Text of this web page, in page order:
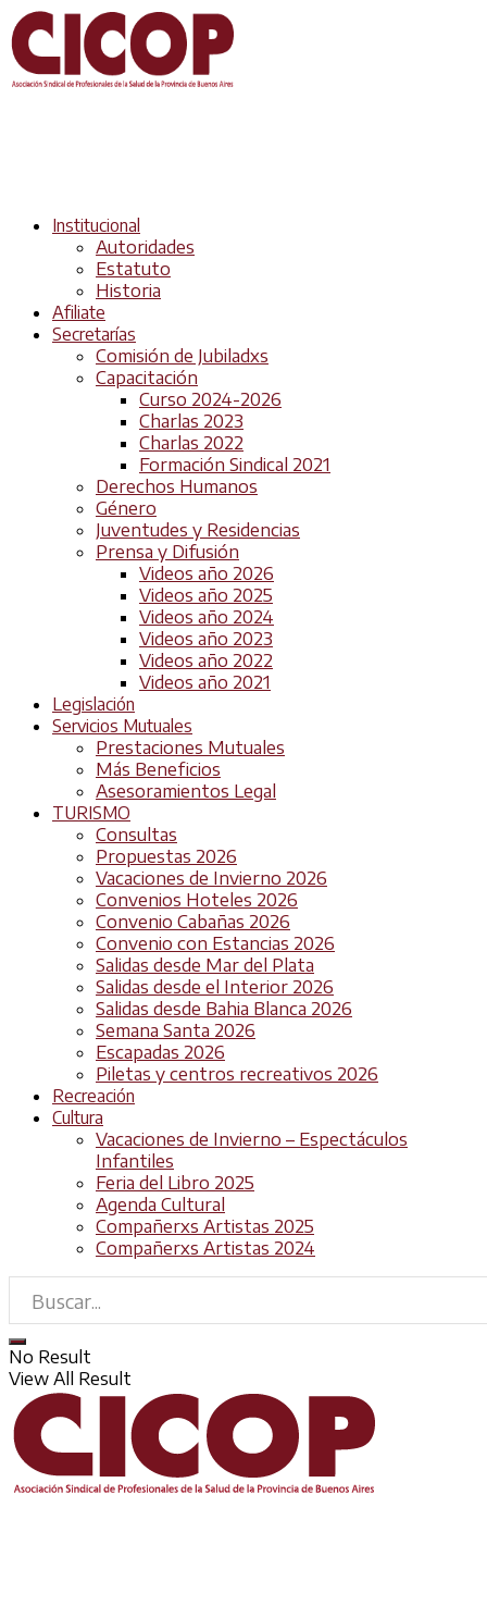
Institucional
Autoridades
Estatuto
Historia
Afiliate
Secretarías
Comisión de Jubiladxs
Capacitación
Curso 2024-2026
Charlas 2023
Charlas 2022
Formación Sindical 2021
Derechos Humanos
Género
Juventudes y Residencias
Prensa y Difusión
Videos año 2026
Videos año 2025
Videos año 2024
Videos año 2023
Videos año 2022
Videos año 2021
Legislación
Servicios Mutuales
Prestaciones Mutuales
Más Beneficios
Asesoramientos Legal
TURISMO
Consultas
Propuestas 2026
Vacaciones de Invierno 2026
Convenios Hoteles 2026
Convenio Cabañas 2026
Convenio con Estancias 2026
Salidas desde Mar del Plata
Salidas desde el Interior 2026
Salidas desde Bahia Blanca 2026
Semana Santa 2026
Escapadas 2026
Piletas y centros recreativos 2026
Recreación
Cultura
Vacaciones de Invierno – Espectáculos
Infantiles
Feria del Libro 2025
Agenda Cultural
Compañerxs Artistas 2025
Compañerxs Artistas 2024
No Result
View All Result